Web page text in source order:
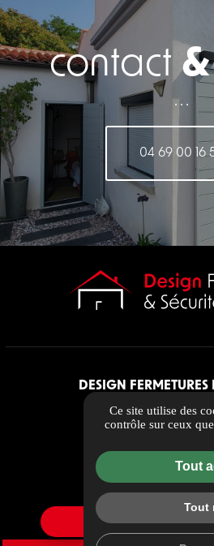
contact
. . .
04 69 00 16
> DÉPANNAGE
DESIGN FERMETURES
305 rue Albert
13013
04 69 00 16
Itinéraire
Ce site utilise des
contrôle sur ceux
Tout
Tout